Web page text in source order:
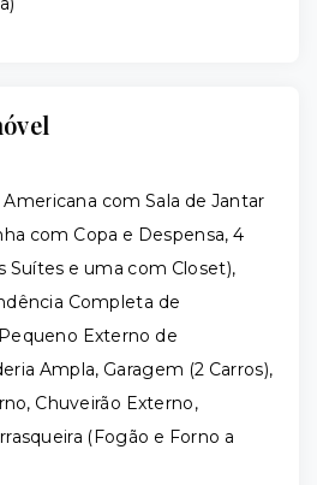
com Sala de Jantar
com Copa e Despensa, 4
Suítes e uma com Closet),
Completa de
Externo de
Ampla, Garagem (2 Carros),
Chuveirão Externo,
(Fogão e Forno a